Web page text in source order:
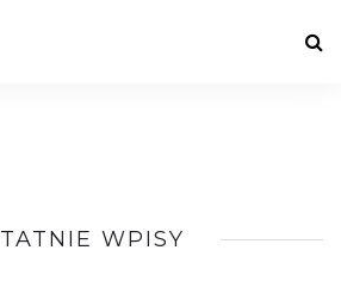
WPISY